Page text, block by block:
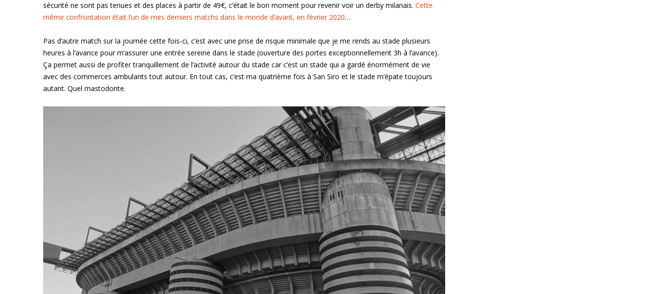
sécurité ne sont pas tenues et des places à partir de 49€, c’était le bon moment pour revenir voir un derby milanais. Cette
même confrontation était l’un de mes derniers matchs dans le monde d’avant, en février 2020…
Pas d’autre match sur la journée cette fois-ci, c’est avec une prise de risque minimale que je me rends au stade plusieurs
heures à l’avance pour m’assurer une entrée sereine dans le stade (ouverture des portes exceptionnellement 3h à l’avance).
Ça permet aussi de profiter tranquillement de l’activité autour du stade car c’est un stade qui a gardé énormément de vie
avec des commerces ambulants tout autour. En tout cas, c’est ma quatrième fois à San Siro et le stade m’épate toujours
autant. Quel mastodonte.